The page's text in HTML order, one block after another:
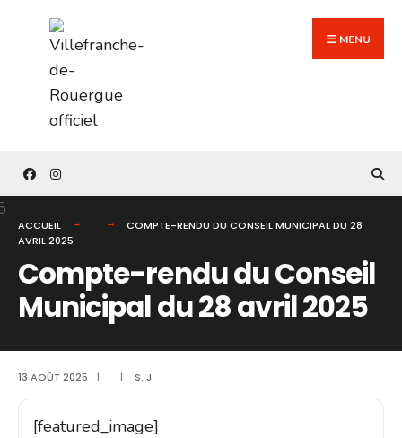
content
MENU
ACCUEIL
COMPTE-RENDU DU CONSEIL MUNICIPAL DU 28
AVRIL 2025
Compte-rendu du Conseil
Municipal du 28 avril 2025
13 AOÛT 2025 | | S. J.
[featured_image]
for: